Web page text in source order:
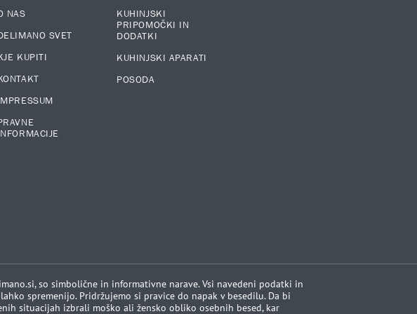
NAS
SVET
KUPITI
KUHINJSKI
PRIPOMOČKI IN
DODATKI
KUHINJSKI APARATI
POSODA
so simbolične in informativne narave. Vsi navedeni podatki in
spremenijo. Pridržujemo si pravice do napak v besedilu. Da bi
situacijah izbrali moško ali žensko obliko osebnih besed, kar